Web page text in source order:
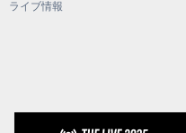
ライブ情報